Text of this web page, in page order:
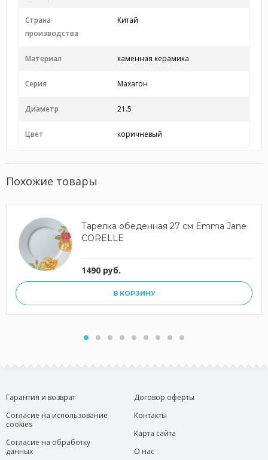
Страна
производства
Китай
Материал каменная керамика
Серия Махагон
Диаметр 21.5
Цвет коричневый
Похожие товары
Тарелка обеденная 27 см Emma Jane
CORELLE
1490 руб.
В КОРЗИНУ
Гарантия и возврат
Согласие на использование
cookies
Согласие на обработку
данных
Договор оферты
Контакты
Карта сайта
О нас